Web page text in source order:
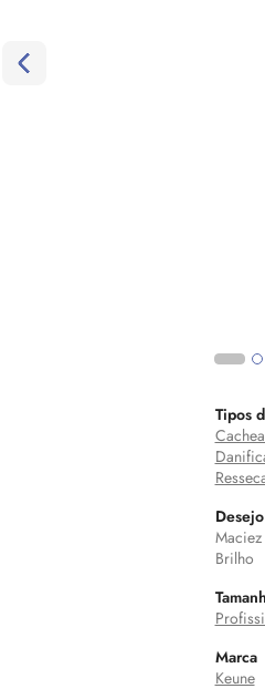
Tipos
Maciez
Brilho
Marca
Keune